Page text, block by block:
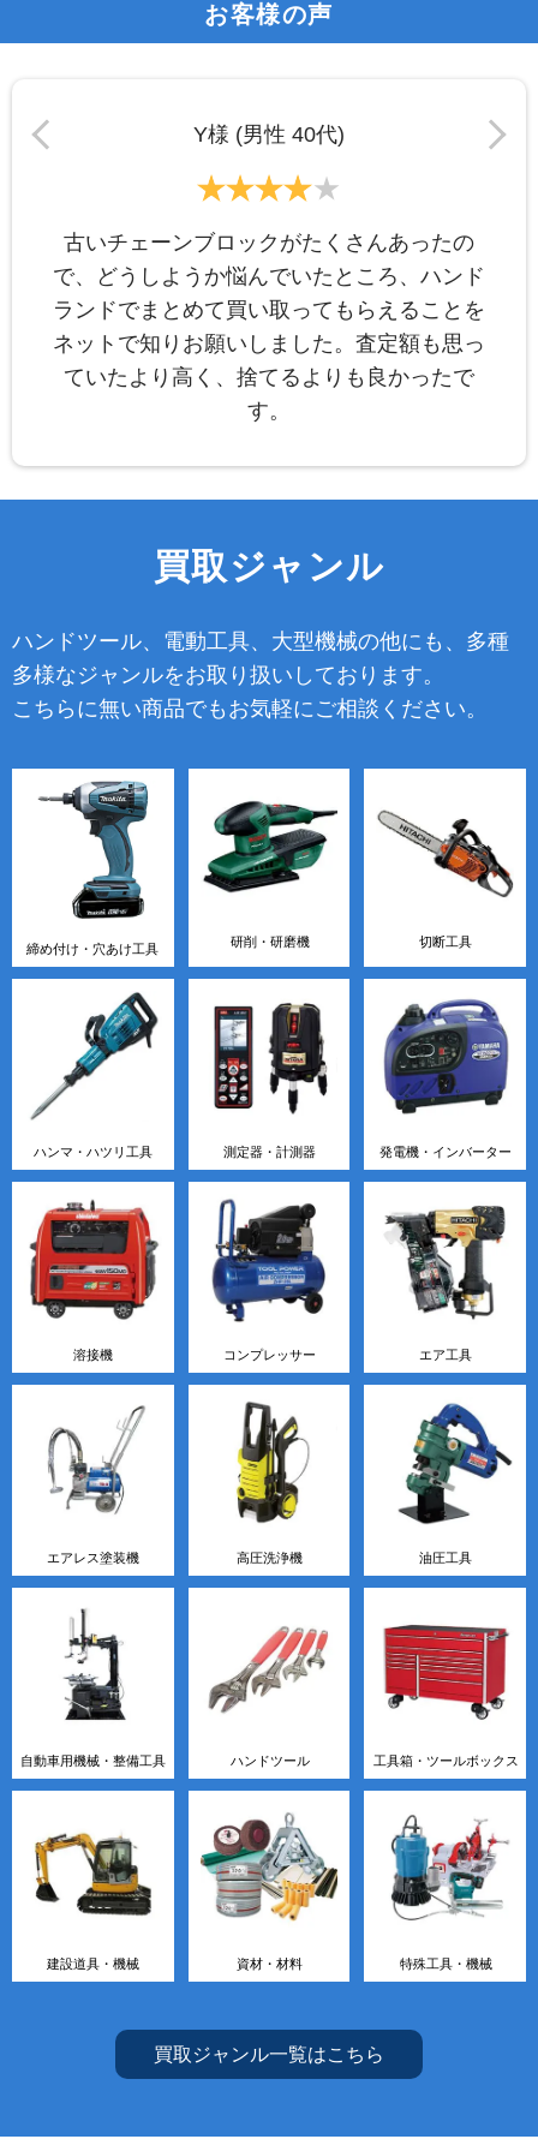
お客様の声
Y様 (男性 40代)
古いチェーンブロックがたくさんあったの
で、どうしようか悩んでいたところ、ハンド
ランドでまとめて買い取ってもらえることを
ネットで知りお願いしました。査定額も思っ
ていたより高く、捨てるよりも良かったで
す。
買取ジャンル
ハンドツール、電動工具、大型機械の他にも、多種
多様なジャンルをお取り扱いしております。
こちらに無い商品でもお気軽にご相談ください。
締め付け・穴あけ工具 研削・研磨機 切断工具
ハンマ・ハツリ工具 測定器・計測器 発電機・インバーター
溶接機 コンプレッサー エア工具
エアレス塗装機 高圧洗浄機 油圧工具
自動車用機械・整備工具 ハンドツール 工具箱・ツールボックス
建設道具・機械 資材・材料 特殊工具・機械
買取ジャンル一覧はこちら